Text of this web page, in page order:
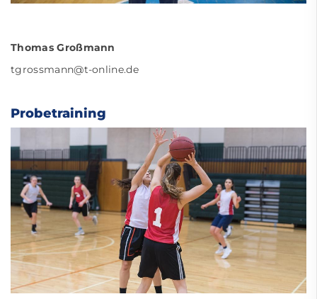
Thomas Großmann
tgrossmann@t-online.de
Probetraining